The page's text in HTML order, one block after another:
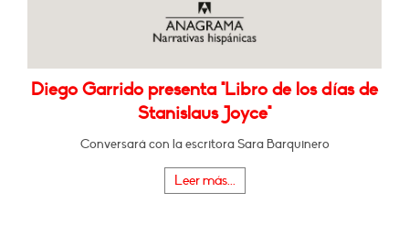
Diego Garrido presenta "Libro de los días de
Stanislaus Joyce"
Conversará con la escritora Sara Barquinero
Leer más...